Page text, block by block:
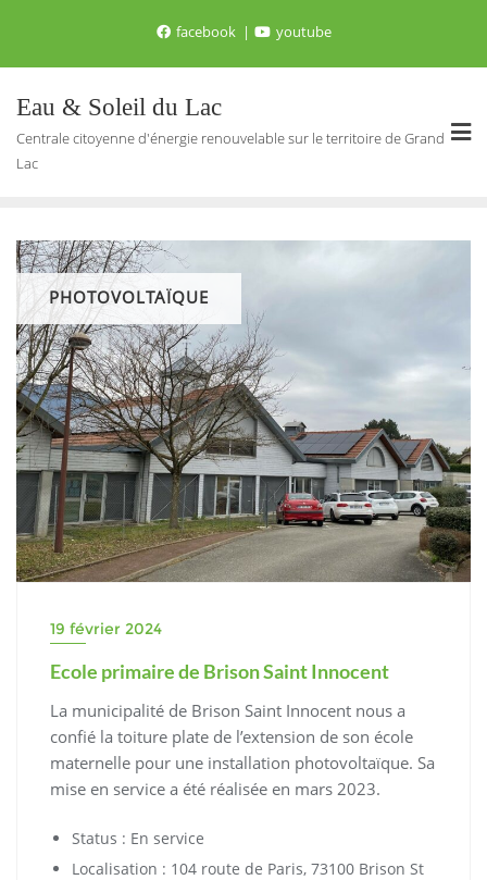
content
facebook youtube
Eau & Soleil du Lac
Centrale citoyenne d'énergie renouvelable sur le territoire de Grand
Lac
PHOTOVOLTAÏQUE
19 février 2024
Ecole primaire de Brison Saint Innocent
La municipalité de Brison Saint Innocent nous a
confié la toiture plate de l’extension de son école
maternelle pour une installation photovoltaïque. Sa
mise en service a été réalisée en mars 2023.
Status : En service
Localisation : 104 route de Paris, 73100 Brison St